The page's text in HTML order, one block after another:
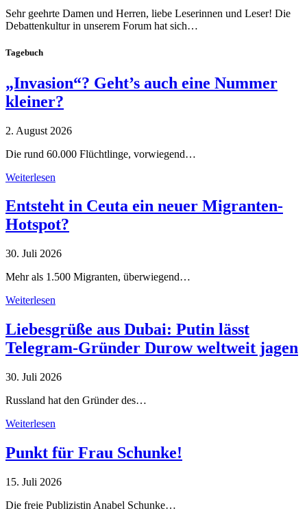
Sehr geehrte Damen und Herren, liebe Leserinnen und Leser! Die
Debattenkultur in unserem Forum hat sich…
Tagebuch
„Invasion“? Geht’s auch eine Nummer
kleiner?
2. August 2026
Die rund 60.000 Flüchtlinge, vorwiegend…
Weiterlesen
Entsteht in Ceuta ein neuer Migranten-
Hotspot?
30. Juli 2026
Mehr als 1.500 Migranten, überwiegend…
Weiterlesen
Liebesgrüße aus Dubai: Putin lässt
Telegram-Gründer Durow weltweit jagen
30. Juli 2026
Russland hat den Gründer des…
Weiterlesen
Punkt für Frau Schunke!
15. Juli 2026
Die freie Publizistin Anabel Schunke…